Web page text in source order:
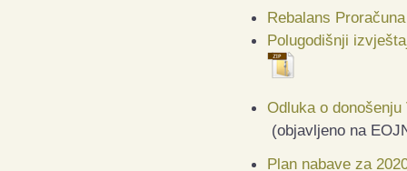
Rebalans
Polugodišnji
Odluka o
(objavljeno na
Plan nabave za